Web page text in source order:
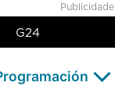
Publicidade
G24